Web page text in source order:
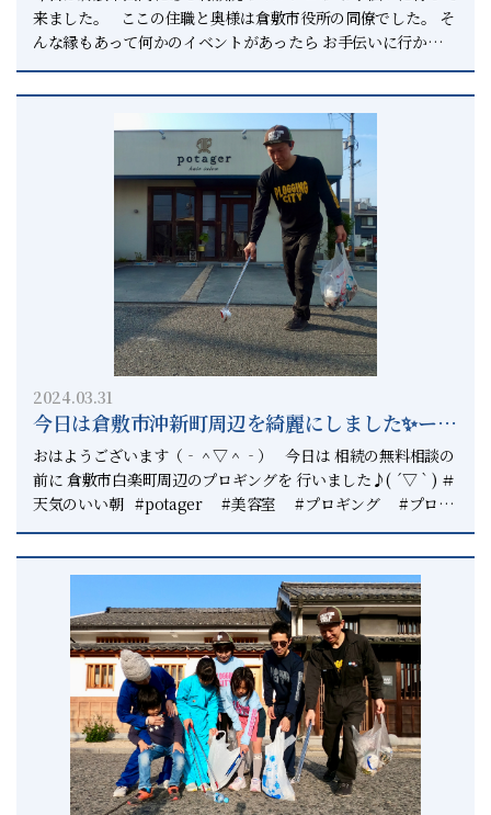
来ました。 ここの住職と奥様は倉敷市役所の同僚でした。 そ
んな縁もあって何かのイベントがあったら お手伝いに行かせて
いただいています。
2024.03.31
今日は倉敷市沖新町周辺を綺麗にしました✨ー相
続円満相談室の休日ー
おはようございます（‐＾▽＾‐） 今日は 相続の無料相談の
前に 倉敷市白楽町周辺のプロギングを 行いました♪( ´▽｀) ＃
天気のいい朝 #potager #美容室 #プロギング #プロギ
ングシティ #plogging #ploggingcity #プロギング倉敷
#倉敷 #総社 #正直不動産 #相続円満相談室 #相続診断
ております。 毎月無料の個別相談会を行っており 多くのご相
談をいただいています。 相談と言っても 今は何もしなくてい
いです。 ということも多々あります。 ただ、事前に相談して
いただき 何もしなくてもいいかどうかを 確認していただくこ
とが大切です。 まずはお客様が確認していただき 安心してい
ただくことが大切です。 どこでもいいので まずは相続のプロ
にお話を聞いてみて下さい。 上級相続診断士として 一時的な